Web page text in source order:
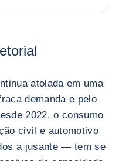
atolada em uma
demanda e pelo
2022, o consumo
civil e automotivo
a jusante — tem se